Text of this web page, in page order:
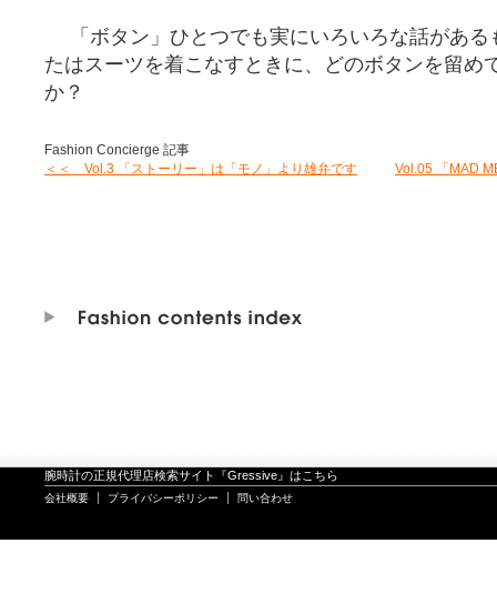
「ボタン」ひとつでも実にいろいろな話がある
たはスーツを着こなすときに、どのボタンを留め
か？
Fashion Concierge 記事
＜＜ Vol.3 「ストーリー」は「モノ」より雄弁です
Vol.05 「MAD
腕時計の正規代理店検索サイト『Gressive』はこちら
会社概要 プライバシーポリシー 問い合わせ